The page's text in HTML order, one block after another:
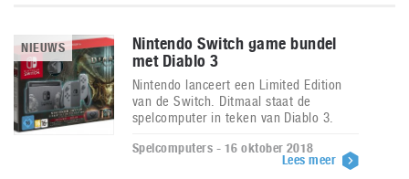
NIEUWS
Nintendo Switch game bundel
met Diablo 3
Nintendo lanceert een Limited Edition
van de Switch. Ditmaal staat de
spelcomputer in teken van Diablo 3.
Spelcomputers - 16 oktober 2018
Lees meer